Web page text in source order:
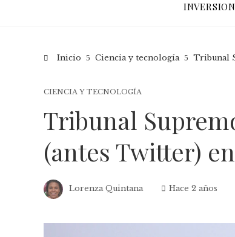
Inicio Ciencia y tecnología Tribunal
CIENCIA Y TECNOLOGÍA
Tribunal
(antes Twitter)
Lorenza Quintana Hace 2 años